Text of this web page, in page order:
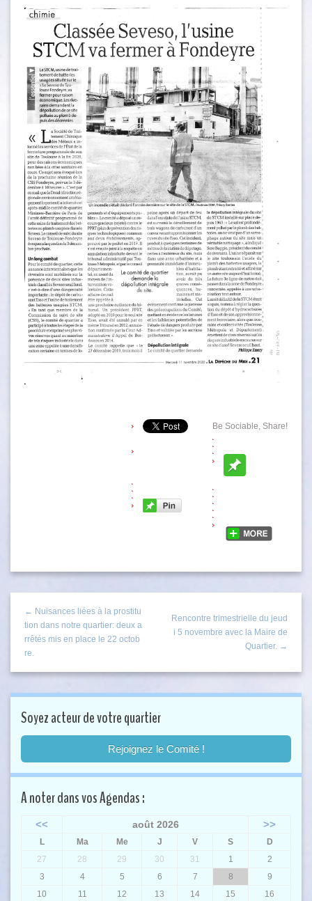
Be Sociable, Share!
← Nuisances liées à la prostitu
tion dans notre quartier: deux a
rrêtés mis en place le 22 octob
re.
Rencontre trimestrielle du jeud
i 5 novembre avec la Maire de
Quartier. →
Soyez acteur de votre quartier
Rejoignez le Comité !
A noter dans vos Agendas :
<< août 2026 >>
L Ma Me J V S
D
27
28 29 30 31 1
2
3
4 5 6 7 8
9
10
11 12 13 14 15 16